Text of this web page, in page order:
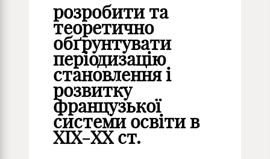
розробити та
теоретично
обґрунтувати
періодизацію
становлення і
розвитку
французької
системи освіти в
ХІХ-ХХ ст.